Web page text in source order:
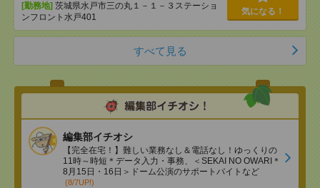
[勤務地] 茨城県水戸市三の丸１－１－３ステーショ
ンフロント水戸401
気になる！
すべて見る
編集部イチオシ
【完全在宅！】難しい業務なし＆電話なし！ゆっくりの
11時～時短＊データ入力・事務、＜SEKAI NO OWARI＊
8月15日・16日＞ドーム公演のサポートバイトなど
(8/7UP!)